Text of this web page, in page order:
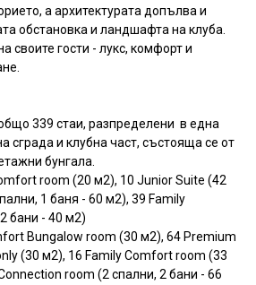
а архитектурата допълва и
обстановка и ландшафта на клуба.
своите гости - лукс, комфорт и
339 стаи, разпределени в една
сграда и клубна част, състояща се от
бунгала.
room (20 м2), 10 Junior Suite (42
1 баня - 60 м2), 39 Family
бани - 40 м2)
Bungalow room (30 м2), 64 Premium
(30 м2), 16 Family Comfort room (33
room (2 спални, 2 бани - 66